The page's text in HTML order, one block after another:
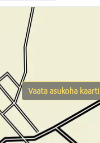
Vaata asukoha kaarti